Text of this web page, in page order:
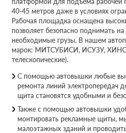
40-45 метров даже в условиях
Рабочая площадка оснащена
позволяет безопасно поднимать
необходимые грузы. В нашем
марок: МИТСУБИСИ, ИСУЗУ,
телескопические).
С помощью автовышки любые
ремонта линий электропередач
щита становятся удобными и
Также с помощью автовышки
монтировать рекламные щиты,
малоэтажных зданий и